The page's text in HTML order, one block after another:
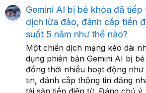
Gemini AI bị bẻ khóa đã tiếp
dịch lừa đảo, đánh cắp tiền
suốt 5 năm như thế nào?
Một chiến dịch mạng kéo dài
dụng phiên bản Gemini AI bị
đồng thời nhiều hoạt động
tin, đánh cắp thông tin đăng